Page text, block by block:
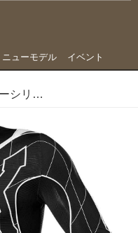
ニューモデル イベント
FOXフレックスエアーシリーズに限定モデル「セルズ」が登場